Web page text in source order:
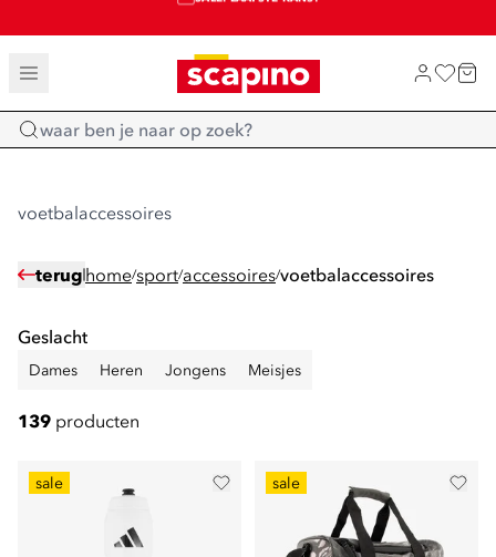
TOT 70% KORTING OP SALE
SHOP NIEUW
Home
voetbalaccessoires
terug home/sport/accessoires/voetbalaccessoires
Geslacht
Dames Heren Jongens Meisjes
139 producten
sale sale